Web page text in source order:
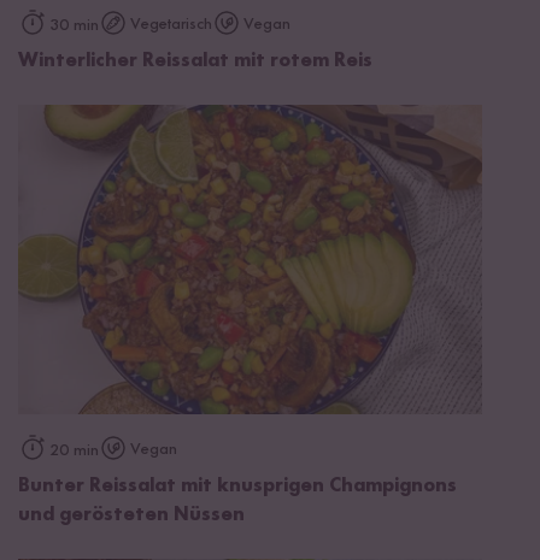
30 min Vegetarisch Vegan
Winterlicher Reissalat mit rotem Reis
20 min Vegan
Bunter Reissalat mit knusprigen Champignons
und gerösteten Nüssen